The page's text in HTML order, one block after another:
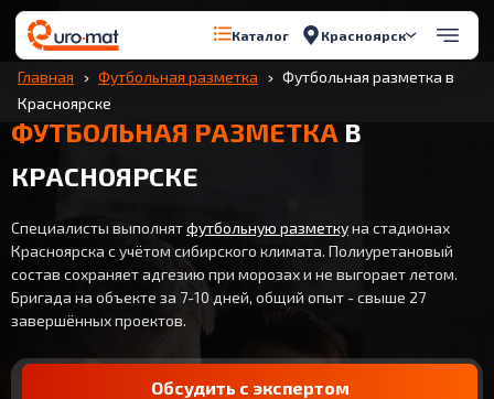
Каталог Красноярск
Главная Футбольная разметка
Футбольная разметка в
Красноярске
ФУТБОЛЬНАЯ РАЗМЕТКА В
КРАСНОЯРСКЕ
Специалисты выполнятфутбольную разметкуна стадионах
Красноярска с учётом сибирского климата. Полиуретановый
состав сохраняет адгезию при морозах и не выгорает летом.
Бригада на объекте за 7-10 дней, общий опыт - свыше 27
завершённых проектов.
Обсудить с экспертом